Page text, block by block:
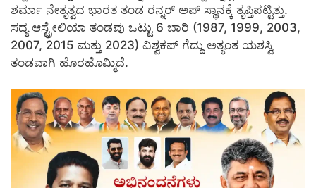
ಶರ್ಮಾ ನೇತೃತ್ವದ ಭಾರತ ತಂಡ ರನ್ನರ್ ಅಪ್ ಸ್ಥಾನಕ್ಕೆ ತೃಪ್ತಿಪಟ್ಟಿತ್ತು.
ಸದ್ಯ ಆಸ್ಟ್ರೇಲಿಯಾ ತಂಡವು ಒಟ್ಟು 6 ಬಾರಿ (1987, 1999, 2003,
2007, 2015 ಮತ್ತು 2023) ವಿಶ್ವಕಪ್ ಗೆದ್ದು ಅತ್ಯಂತ ಯಶಸ್ವಿ
ತಂಡವಾಗಿ ಹೊರಹೊಮ್ಮಿದೆ.